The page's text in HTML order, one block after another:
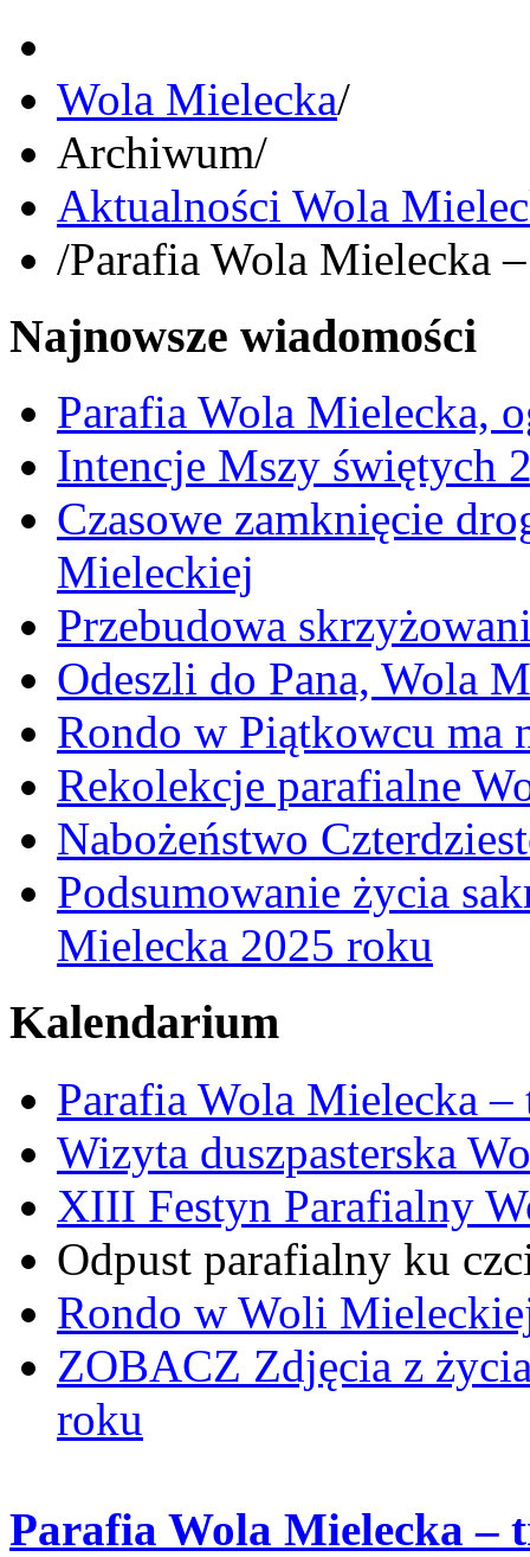
Wola Mielecka/
Archiwum/
Aktualności Wola
/Parafia Wola Mielecka
Najnowsze wiadomości
Parafia Wola Mielecka,
Intencje Mszy świętych
Czasowe zamknięcie
Mieleckiej
Przebudowa
Odeszli do Pana, Wola
Rondo w Piątkowcu ma
Rekolekcje parafialne
Nabożeństwo
Podsumowanie życia
Mielecka 2025 roku
Kalendarium
Parafia Wola Mielecka
Wizyta duszpasterska
XIII Festyn Parafialny
Odpust parafialny ku
Rondo w Woli
ZOBACZ Zdjęcia z
roku
Parafia Wola Mielecka –